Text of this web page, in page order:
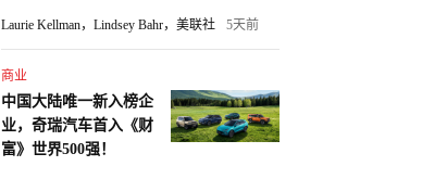
Laurie Kellman，Lindsey Bahr，美联社 5天前
商业
中国大陆唯一新入榜企
业，奇瑞汽车首入《财
富》世界500强！